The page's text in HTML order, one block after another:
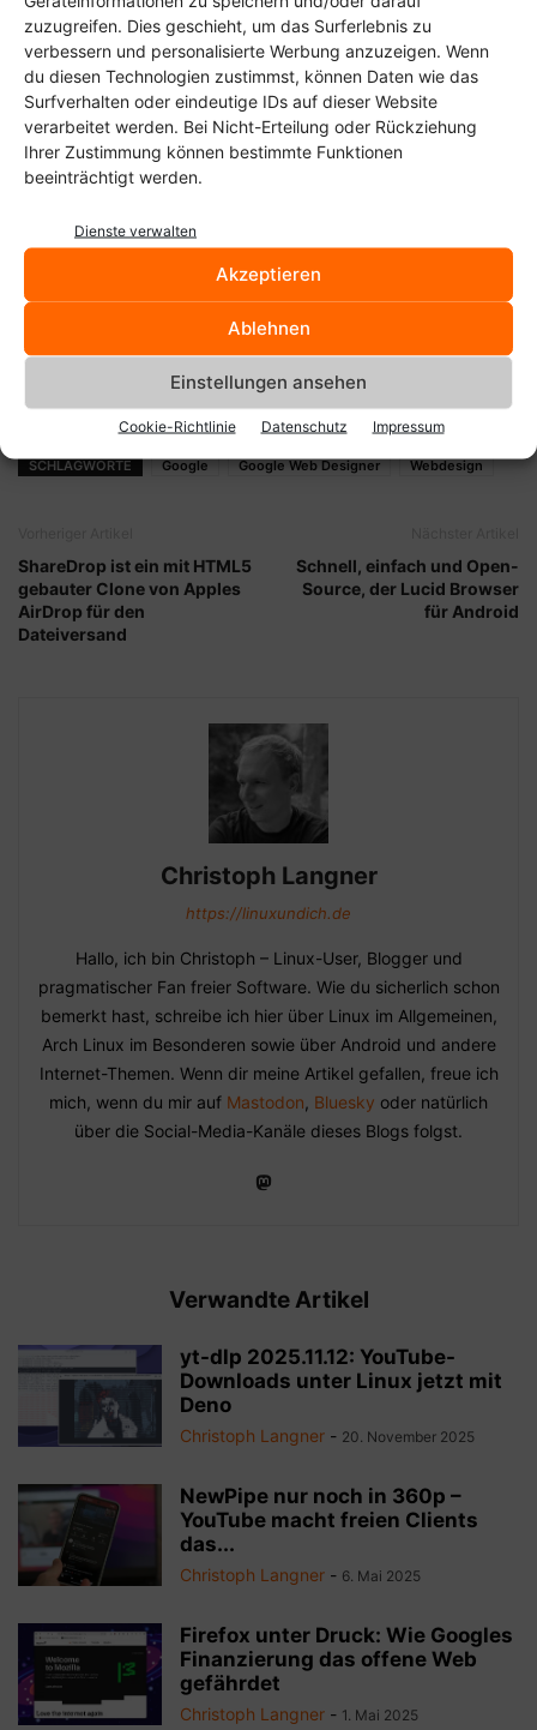
zuzugreifen. Dies geschieht, um das Surferlebnis zu
verbessern und personalisierte Werbung anzuzeigen. Wenn
du diesen Technologien zustimmst, können Daten wie das
Surfverhalten oder eindeutige IDs auf dieser Website
verarbeitet werden. Bei Nicht-Erteilung oder Rückziehung
Ihrer Zustimmung können bestimmte Funktionen
beeinträchtigt werden.
Dienste verwalten
Akzeptieren
Ablehnen
Einstellungen ansehen
Cookie-Richtlinie Datenschutz Impressum
SCHLAGWORTE Google Google Web Designer Webdesign
ShareDrop ist ein mit HTML5
gebauter Clone von Apples
AirDrop für den
Dateiversand
Schnell, einfach und Open-
Source, der Lucid Browser
für Android
Christoph Langner
https://linuxundich.de
Hallo, ich bin Christoph – Linux-User, Blogger und
pragmatischer Fan freier Software. Wie du sicherlich schon
bemerkt hast, schreibe ich hier über Linux im Allgemeinen,
Arch Linux im Besonderen sowie über Android und andere
Internet-Themen. Wenn dir meine Artikel gefallen, freue ich
mich, wenn du mir auf Mastodon Bluesky oder natürlich
über die Social-Media-Kanäle dieses Blogs folgst.
Verwandte Artikel
yt-dlp 2025.11.12: YouTube-
Downloads unter Linux jetzt mit
Deno
Christoph Langner - 20. November 2025
NewPipe nur noch in 360p –
YouTube macht freien Clients
das...
Christoph Langner - 6. Mai 2025
Firefox unter Druck: Wie Googles
Finanzierung das offene Web
gefährdet
Christoph Langner - 1. Mai 2025